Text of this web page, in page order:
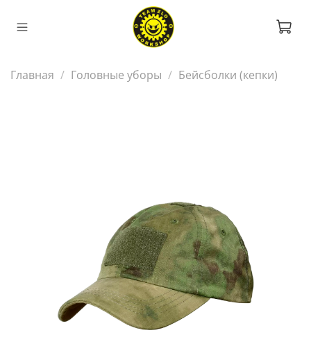
Главная Головные уборы Бейсболки (кепки)